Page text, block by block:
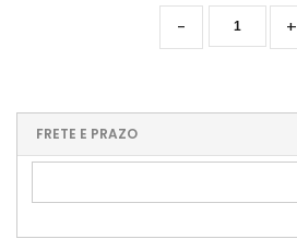
+
-
FRETE E PRAZO